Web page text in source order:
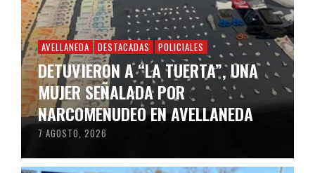
AVELLANEDA DESTACADAS POLICIALES
DETUVIERON A “LA TUERTA”, UNA
MUJER SEÑALADA POR
NARCOMENUDEO EN AVELLANEDA
7 AGOSTO, 2026